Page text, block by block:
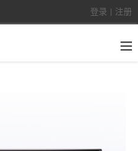
登录 注册